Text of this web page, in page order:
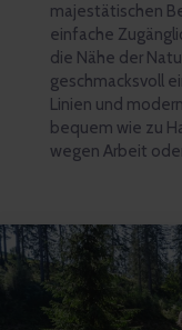
majestätischen
einfache
die Nähe der
geschmacksvoll
Linien und
bequem wie zu
wegen Arbeit